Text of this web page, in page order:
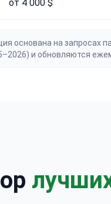
от 4 000 $
на запросах
и обновляются